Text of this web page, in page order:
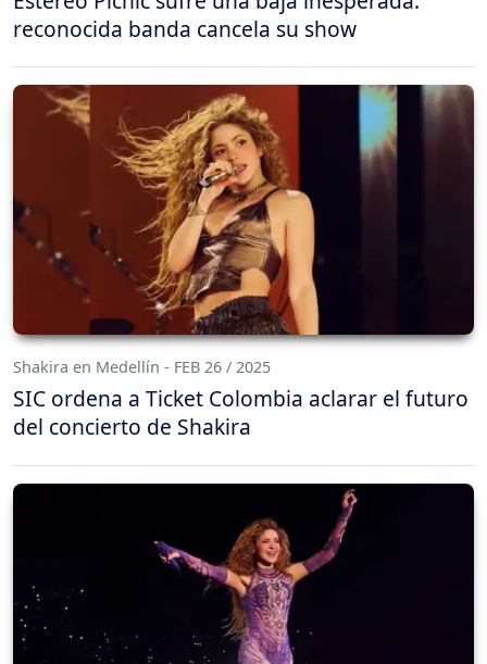
reconocida banda cancela su show
Shakira en Medellín - FEB 26 / 2025
SIC ordena a Ticket Colombia aclarar el futuro
del concierto de Shakira